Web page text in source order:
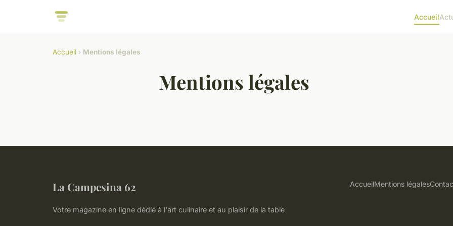
Accueil
Accueil › Mentions légales
Mentions légales
La Campesina 62
Votre magazine en ligne dédié à l'art culinaire et au plaisir de la table
AccueilMentions légales